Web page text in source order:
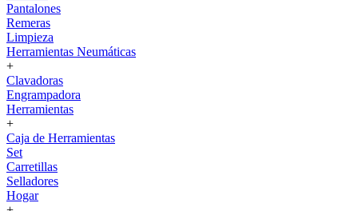
Pantalones
Remeras
Limpieza
Herramientas Neumáticas
+
Clavadoras
Engrampadora
Herramientas
+
Caja de Herramientas
Set
Carretillas
Selladores
Hogar